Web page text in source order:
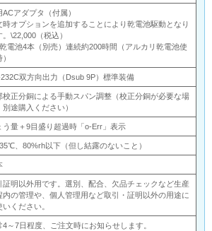
ACアダプタ（付属）
時オプションを追加することにより乾電池駆動となり
。\22,000（税込）
電池4本（別売）連続約200時間（アルカリ乾電池使
232C双方向出力（Dsub 9P）標準装備
校正分銅による手動スパン調整（校正分銅が必要な場
別途購入ください）
う量＋9目盛り超過時「o-Err」表示
、80%rh以下（但し結露のないこと）
証明以外用です。選別、配合、欠品チェックなど生産
内の管理や、個人管理用など取引・証明以外の用途に
いください。
4～7日程度、ご注文時にお知らせします。